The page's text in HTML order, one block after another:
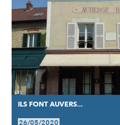
ILS FONT AUVERS...
26/05/2020